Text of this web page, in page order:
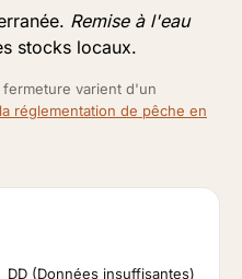
Remise à l'eau
stocks locaux.
varient d'un
réglementation de pêche en
DD (Données insuffisantes)